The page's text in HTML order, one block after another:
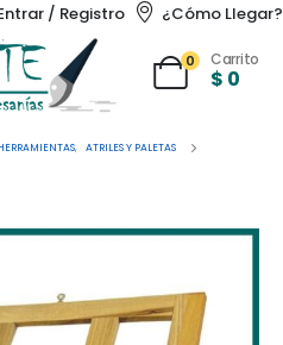
/ Registro ¿Cómo Llegar?
0 Carrito
$ 0
, ATRILES Y PALETAS